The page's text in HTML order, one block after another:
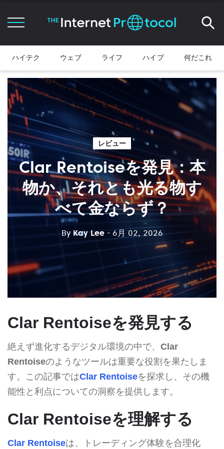
ハイテク ウェブ ライフ ハイプ 何だこれ
レビュー
Clar Rentoiseを発見：本
物か、それとも光る物す
べて金ならず？
By Kay Lee - 6月 02, 2026
Clar Rentoiseを発見する
絶えず進化するデジタル環境の中で、 Clar
Rentoiseのようなツールは重要な役割を果たしま
す。この記事ではClar Rentoiseを探求し、その機
能性と利点についての洞察を提供します。
Clar Rentoiseを理解する
Clar Rentoiseは、トレーディング体験を合理化